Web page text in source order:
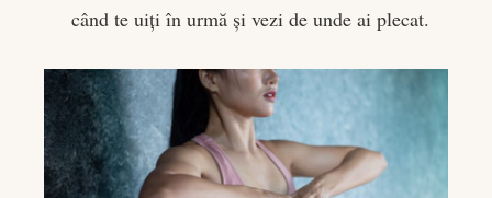
când te uiți în urmă și vezi de unde ai plecat.